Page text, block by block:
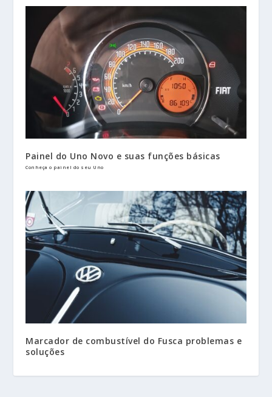
Painel do Uno Novo e suas funções básicas
Conheça o painel do seu Uno
Marcador de combustível do Fusca problemas e
soluções